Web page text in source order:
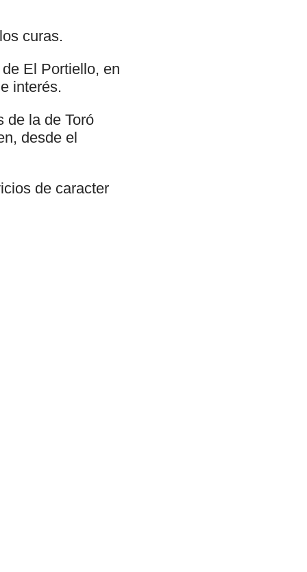
curas.
El Portiello, en
interés.
de la de Toró
desde el
de caracter